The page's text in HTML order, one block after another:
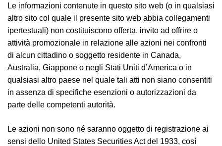
Le informazioni contenute in questo sito web (o in qualsiasi
altro sito col quale il presente sito web abbia collegamenti
ipertestuali) non costituiscono offerta, invito ad offrire o
attività promozionale in relazione alle azioni nei confronti
di alcun cittadino o soggetto residente in Canada,
Australia, Giappone o negli Stati Uniti d’America o in
qualsiasi altro paese nel quale tali atti non siano consentiti
in assenza di specifiche esenzioni o autorizzazioni da
parte delle competenti autorità.
Le azioni non sono né saranno oggetto di registrazione ai
sensi dello United States Securities Act del 1933, cosí